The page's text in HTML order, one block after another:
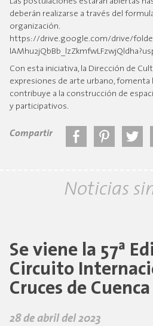
deberán realizarse a través del
organización.
https://drive.google.com/drive/
Con esta iniciativa, la Dirección de
expresiones de arte urbano, fomenta
contribuye a la construcción de
y participativos.
Compartir
Noticias
Se viene la 57ª
Circuito
Cruces de Cuenca
28 de abril del 2023